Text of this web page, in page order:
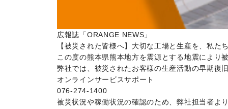
広報誌「ORANGE NEWS」
【被災された皆様へ】大切な工場と生産を、私た
この度の熊本県熊本地方を震源とする地震により
弊社では、被災されたお客様の生産活動の早期復
オンラインサービスサポート
076-274-1400
被災状況や稼働状況の確認のため、弊社担当者よ